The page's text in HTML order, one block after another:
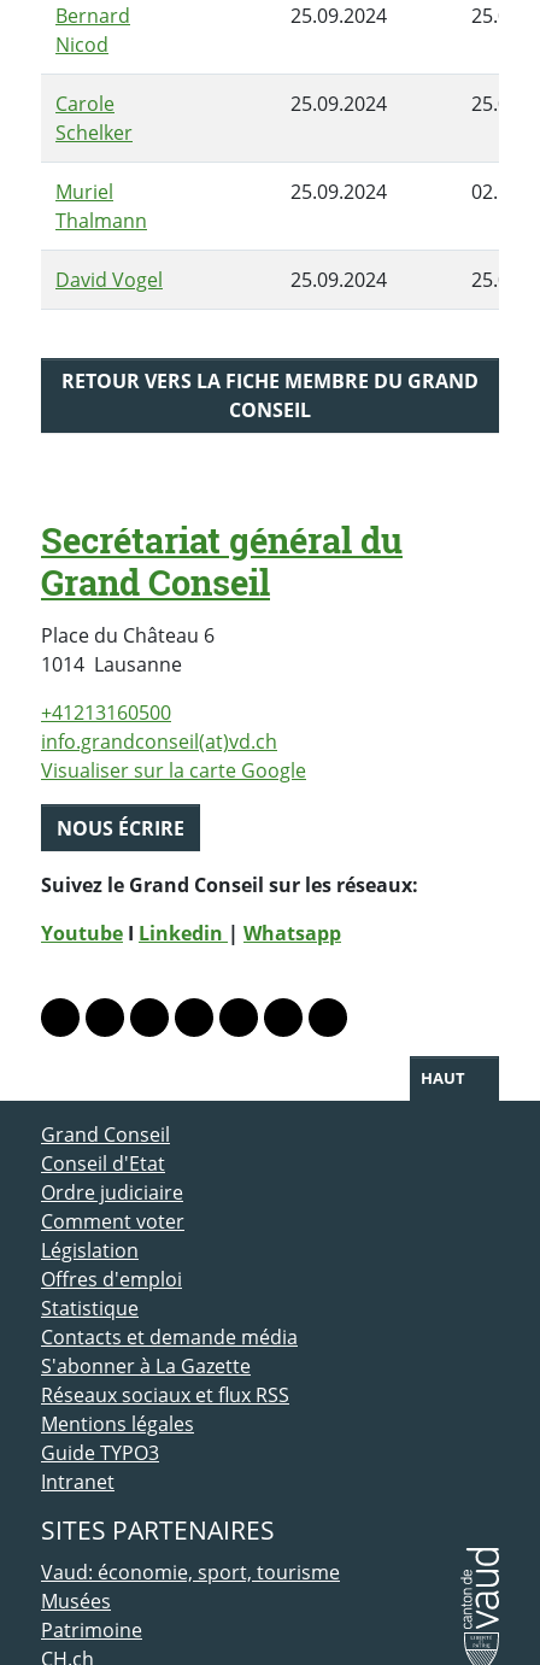
Bernard
Nicod
25.09.2024
Carole
Schelker
25.09.2024
Muriel
Thalmann
25.09.2024
David Vogel 25.09.2024
RETOUR VERS LA FICHE MEMBRE DU GRAND
CONSEIL
Secrétariat général du
Grand Conseil
Place du Château 6
1014 LausanneSuisse
+41213160500
info.grandconseil(at)vd.ch
Visualiser sur la carte Google
NOUS ÉCRIRE
Suivez le Grand Conseil sur les réseaux:
Youtube I Linkedin | Whatsapp
Lien vers le profil Mastodon
Lien vers le profil Bluesky
Lien vers le profil Instagram
Lien vers le profil Linkedin
Lien vers le profil Facebook
Lien vers le profil Twitter
Partager par WhatsApp
HAUT
ACCÈS DIRECT
Grand Conseil
Conseil d'Etat
Ordre judiciaire
Comment voter
Législation
Offres d'emploi
Statistique
Contacts et demande média
S'abonner à La Gazette
Réseaux sociaux et flux RSS
Mentions légales
Guide TYPO3
Intranet
SITES PARTENAIRES
Vaud: économie, sport, tourisme
Musées
Patrimoine
CH.ch